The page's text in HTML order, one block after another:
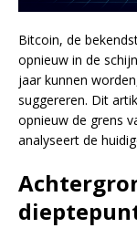
Bitcoin, de
opnieuw in de
jaar kunnen
suggereren. Dit
opnieuw de grens
analyseert de